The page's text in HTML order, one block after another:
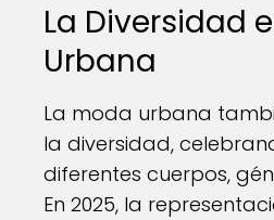
La Diversidad
Urbana
La moda urbana
la diversidad,
diferentes cuerpos,
En 2025, la